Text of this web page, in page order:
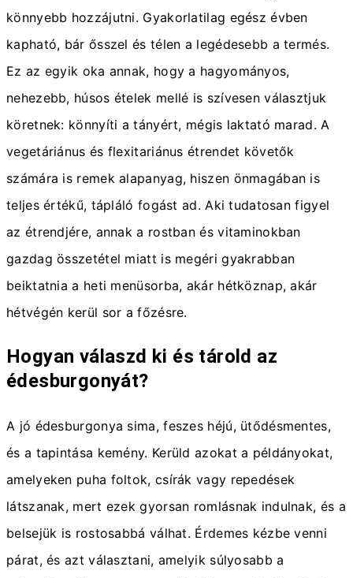
könnyebb hozzájutni. Gyakorlatilag egész évben
kapható, bár ősszel és télen a legédesebb a termés.
Ez az egyik oka annak, hogy a hagyományos,
nehezebb, húsos ételek mellé is szívesen választjuk
köretnek: könnyíti a tányért, mégis laktató marad. A
vegetáriánus és flexitariánus étrendet követők
számára is remek alapanyag, hiszen önmagában is
teljes értékű, tápláló fogást ad. Aki tudatosan figyel
az étrendjére, annak a rostban és vitaminokban
gazdag összetétel miatt is megéri gyakrabban
beiktatnia a heti menüsorba, akár hétköznap, akár
hétvégén kerül sor a főzésre.
Hogyan válaszd ki és tárold az
édesburgonyát?
A jó édesburgonya sima, feszes héjú, ütődésmentes,
és a tapintása kemény. Kerüld azokat a példányokat,
amelyeken puha foltok, csírák vagy repedések
látszanak, mert ezek gyorsan romlásnak indulnak, és a
belsejük is rostosabbá válhat. Érdemes kézbe venni
párat, és azt választani, amelyik súlyosabb a